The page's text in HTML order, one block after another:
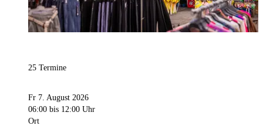
25 Termine
Fr 7. August 2026
06:00 bis 12:00 Uhr
Ort